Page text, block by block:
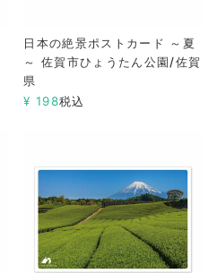
日本の絶景ポストカード ～夏
～ 佐賀市ひょうたん公園/佐賀
県
¥ 198税込